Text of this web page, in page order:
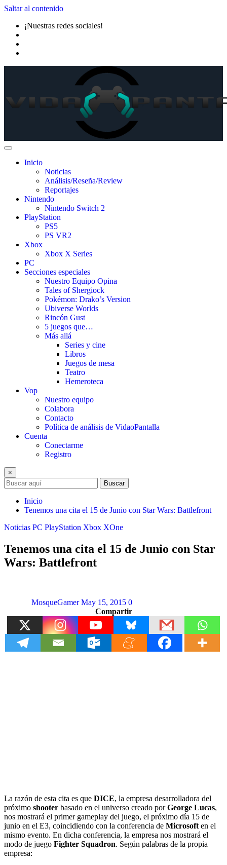
Saltar al contenido
¡Nuestras redes sociales!
Inicio
Noticias
Análisis/Reseña/Review
Reportajes
Nintendo
Nintendo Switch 2
PlayStation
PS5
PS VR2
Xbox
Xbox X Series
PC
Secciones especiales
Nuestro Equipo Opina
Tales of Shergiock
Pokémon: Drako’s Version
Ubiverse Worlds
Rincón Gust
5 juegos que…
Más allá
Series y cine
Libros
Juegos de mesa
Teatro
Hemeroteca
Vop
Nuestro equipo
Colabora
Contacto
Política de análisis de VidaoPantalla
Cuenta
Conectarme
Registro
×
Buscar
Inicio
Tenemos una cita el 15 de Junio con Star Wars: Battlefront
Noticias PC PlayStation Xbox XOne
Tenemos una cita el 15 de Junio con Star
Wars: Battlefront
MosqueGamer May 15, 2015 0
Compartir
La razón de esta cita es que DICE, la empresa desarrolladora del
próximo shooter basado en el universo creado porGeorge Lucas,
nos mostrará el primer gameplay del juego, el próximo día 15 de
junio en el E3, coincidiendo con la conferencia de Microsoft en el
mismo evento. En dicha conferencia, la empresa nos mostrará el
modo de juego Fighter Squadron. Según palabras de la propia
empresa: